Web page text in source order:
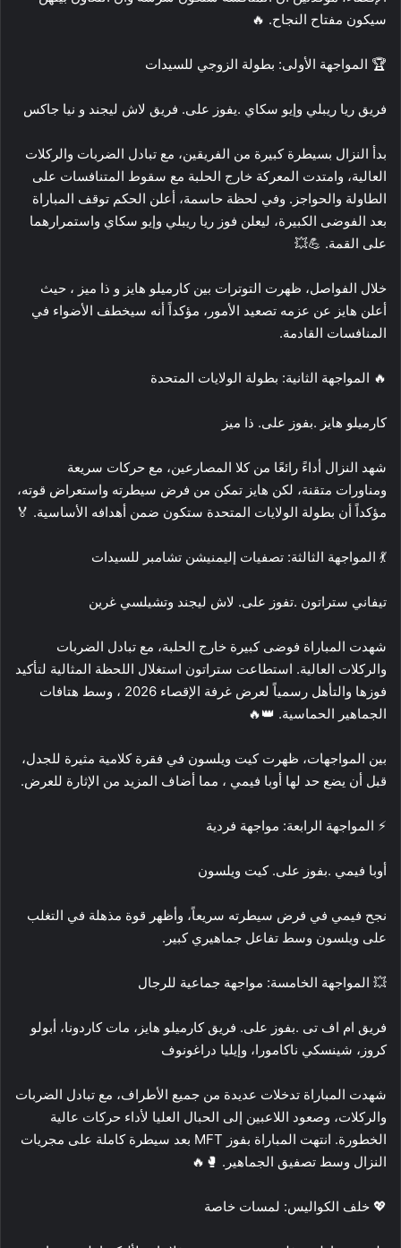
سيكون مفتاح النجاح. 🔥
🏆 المواجهة الأولى: بطولة الزوجي للسيدات
فريق ريا ريبلي وإيو سكاي .يفوز على. فريق لاش ليجند و نيا جاكس
بدأ النزال بسيطرة كبيرة من الفريقين، مع تبادل الضربات والركلات
العالية، وامتدت المعركة خارج الحلبة مع سقوط المتنافسات على
الطاولة والحواجز. وفي لحظة حاسمة، أعلن الحكم توقف المباراة
بعد الفوضى الكبيرة، ليعلن فوز ريا ريبلي وإيو سكاي واستمرارهما
على القمة. 💪💥
خلال الفواصل، ظهرت التوترات بين كارميلو هايز و ذا ميز ، حيث
أعلن هايز عن عزمه تصعيد الأمور، مؤكداً أنه سيخطف الأضواء في
المنافسات القادمة.
🔥 المواجهة الثانية: بطولة الولايات المتحدة
كارميلو هايز .بفوز على. ذا ميز
شهد النزال أداءً رائعًا من كلا المصارعين، مع حركات سريعة
ومناورات متقنة، لكن هايز تمكن من فرض سيطرته واستعراض قوته،
مؤكداً أن بطولة الولايات المتحدة ستكون ضمن أهدافه الأساسية. 🏅
💃 المواجهة الثالثة: تصفيات إليمنيشن تشامبر للسيدات
تيفاني ستراتون .تفوز على. لاش ليجند وتشيلسي غرين
شهدت المباراة فوضى كبيرة خارج الحلبة، مع تبادل الضربات
والركلات العالية. استطاعت ستراتون استغلال اللحظة المثالية لتأكيد
فوزها والتأهل رسمياً لعرض غرفة الإقصاء 2026 ، وسط هتافات
الجماهير الحماسية. 👑🔥
بين المواجهات، ظهرت كيت ويلسون في فقرة كلامية مثيرة للجدل،
قبل أن يضع حد لها أوبا فيمي ، مما أضاف المزيد من الإثارة للعرض.
⚡ المواجهة الرابعة: مواجهة فردية
أوبا فيمي .بفوز على. كيت ويلسون
نجح فيمي في فرض سيطرته سريعاً، وأظهر قوة مذهلة في التغلب
على ويلسون وسط تفاعل جماهيري كبير.
💥 المواجهة الخامسة: مواجهة جماعية للرجال
فريق ام اف تى .بفوز على. فريق كارميلو هايز، مات كاردونا، أبولو
كروز، شينسكي ناكامورا، وإيليا دراغونوف
شهدت المباراة تدخلات عديدة من جميع الأطراف، مع تبادل الضربات
والركلات، وصعود اللاعبين إلى الحبال العليا لأداء حركات عالية
الخطورة. انتهت المباراة بفوز MFT بعد سيطرة كاملة على مجريات
النزال وسط تصفيق الجماهير. 🥊🔥
💖 خلف الكواليس: لمسات خاصة